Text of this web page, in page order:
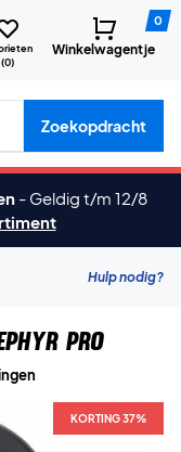
(0)
0
Winkelwagentje
etc.
Zoekopdracht
- Geldig t/m 12/8
Hulp nodig?
Pro
KORTING 37%
KORTING 37%
KORTING 37%